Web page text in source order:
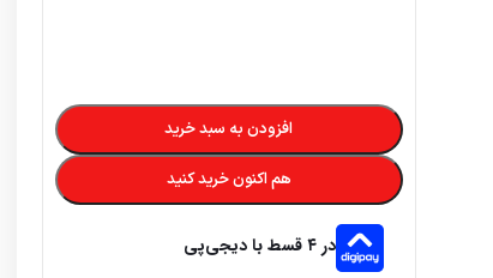
افزودن به سبد خرید
هم اکنون خرید کنید
در ۴ قسط با دیجی‌پی